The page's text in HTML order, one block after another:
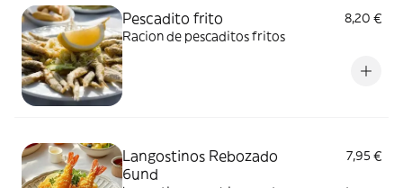
Pescadito frito
8,20 €
Racion de pescaditos fritos
Langostinos Rebozado
6und
7,95 €